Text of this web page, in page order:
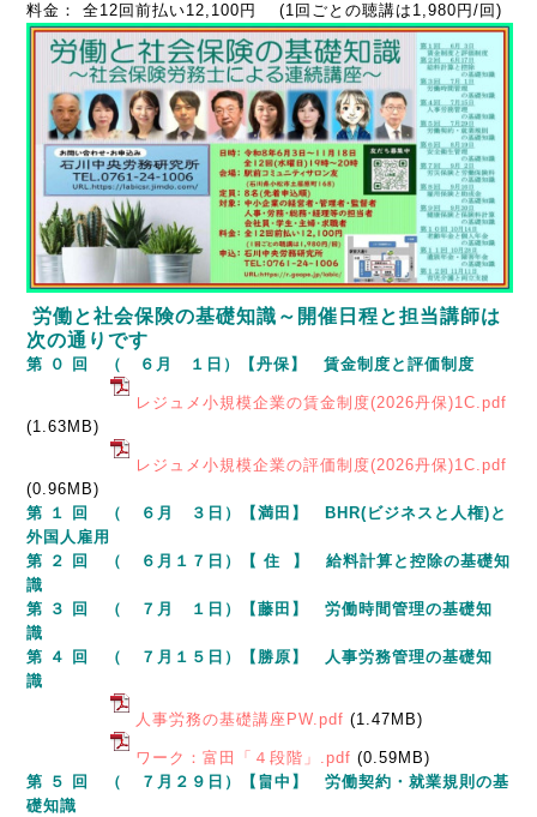
料金： 全12回前払い12,100円 (1回ごとの聴講は1,980円/回)
労働と社会保険の基礎知識～開催日程と担当講師は
次の通りです
第 ０ 回 （ ６月 １日）【丹保】 賃金制度と評価制度
レジュメ小規模企業の賃金制度(2026丹保)1C.pdf
(1.63MB)
レジュメ小規模企業の評価制度(2026丹保)1C.pdf
(0.96MB)
第 １ 回 （ ６月 ３日）【満田】 BHR(ビジネスと人権)と
外国人雇用
第 ２ 回 （ ６月１７日）【 住 】 給料計算と控除の基礎知
識
第 ３ 回 （ ７月 １日）【藤田】 労働時間管理の基礎知
識
第 ４ 回 （ ７月１５日）【勝原】 人事労務管理の基礎知
識
人事労務の基礎講座PW.pdf (1.47MB)
ワーク：富田「４段階」.pdf (0.59MB)
第 ５ 回 （ ７月２９日）【畠中】 労働契約・就業規則の基
礎知識